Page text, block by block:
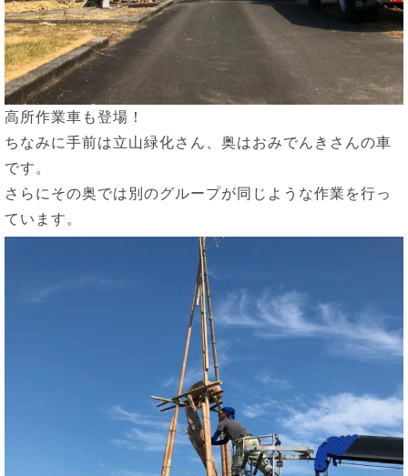
高所作業車も登場！
ちなみに手前は立山緑化さん、奥はおみでんきさんの車
です。
さらにその奥では別のグループが同じような作業を行っ
ています。